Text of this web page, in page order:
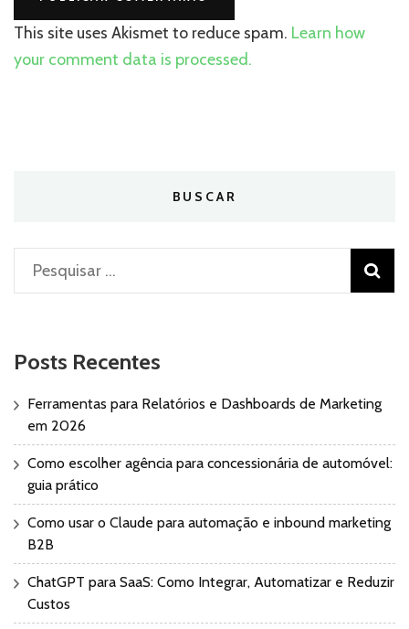
This site uses Akismet to reduce spam. Learn how
your comment data is processed.
BUSCAR
Pesquisar
por:
Posts Recentes
Ferramentas para Relatórios e Dashboards de Marketing
em 2026
Como escolher agência para concessionária de automóvel:
guia prático
Como usar o Claude para automação e inbound marketing
B2B
ChatGPT para SaaS: Como Integrar, Automatizar e Reduzir
Custos